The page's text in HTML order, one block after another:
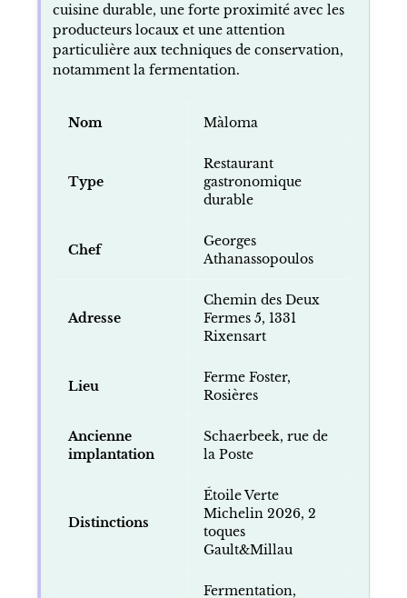
cuisine durable, une forte proximité avec les
producteurs locaux et une attention
particulière aux techniques de conservation,
notamment la fermentation.
Nom Màloma
Type
Restaurant
gastronomique
durable
Chef
Georges
Athanassopoulos
Adresse
Chemin des Deux
Fermes 5, 1331
Rixensart
Lieu
Ferme Foster,
Rosières
Ancienne
implantation
Schaerbeek, rue de
la Poste
Distinctions
Étoile Verte
Michelin 2026, 2
toques
Gault&Millau
Fermentation,